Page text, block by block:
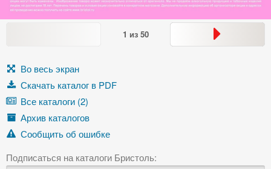
1 из 50
Во весь экран
Скачать каталог в PDF
Все каталоги (2)
Архив каталогов
Сообщить об ошибке
Подписаться на каталоги Бристоль: